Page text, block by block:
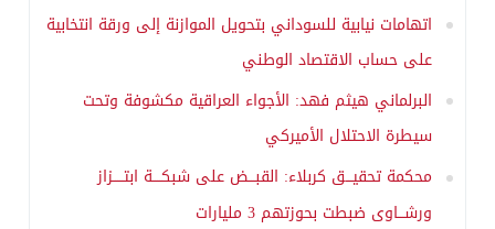
اتهامات نيابية للسوداني بتحويل الموازنة إلى ورقة انتخابية
على حساب الاقتصاد الوطني
البرلماني هيثم فهد: الأجواء العراقية مكشوفة وتحت
سيطرة الاحتلال الأميركي
محكمة تحقيـــق كربلاء: القبـــض على شبكــــة ابتـــــزاز
ورشـــاوى ضبطت بحوزتهم 3 مليارات